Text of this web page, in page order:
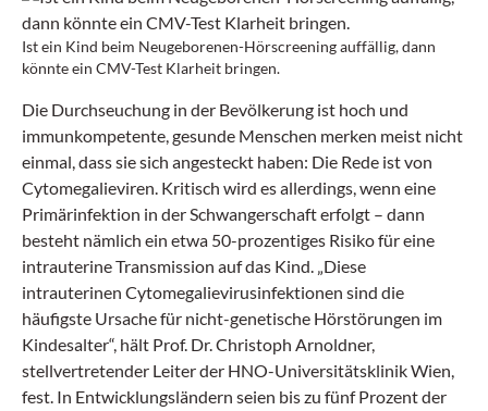
Ist ein Kind beim Neugeborenen-Hörscreening auffällig, dann
könnte ein CMV-Test Klarheit bringen.
Die Durchseuchung in der Bevölkerung ist hoch und
immunkompetente, gesunde Menschen merken meist nicht
einmal, dass sie sich angesteckt haben: Die Rede ist von
Cytomegalieviren. Kritisch wird es allerdings, wenn eine
Primärinfektion in der Schwangerschaft erfolgt – dann
besteht nämlich ein etwa 50-prozentiges Risiko für eine
intrauterine Transmission auf das Kind. „Diese
intrauterinen Cytomegalievirusinfektionen sind die
häufigste Ursache für nicht-genetische Hörstörungen im
Kindesalter“, hält Prof. Dr. Christoph Arnoldner,
stellvertretender Leiter der HNO-Universitätsklinik Wien,
fest. In Entwicklungsländern seien bis zu fünf Prozent der